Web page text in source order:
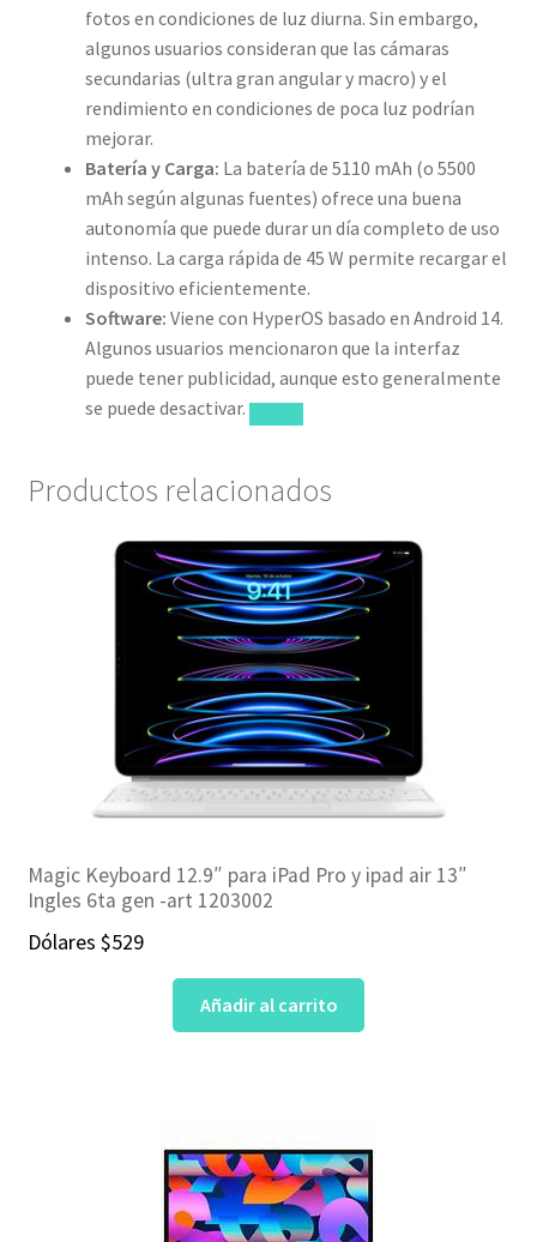
fotos en condiciones de luz diurna. Sin embargo,
algunos usuarios consideran que las cámaras
secundarias (ultra gran angular y macro) y el
rendimiento en condiciones de poca luz podrían
mejorar.
Batería y Carga: La batería de 5110 mAh (o 5500
mAh según algunas fuentes) ofrece una buena
autonomía que puede durar un día completo de uso
intenso. La carga rápida de 45 W permite recargar el
dispositivo eficientemente.
Software: Viene con HyperOS basado en Android 14.
Algunos usuarios mencionaron que la interfaz
puede tener publicidad, aunque esto generalmente
se puede desactivar.
Productos relacionados
Magic Keyboard 12.9″ para iPad Pro y ipad air 13″
Ingles 6ta gen -art 1203002
Dólares $529
Añadir al carrito